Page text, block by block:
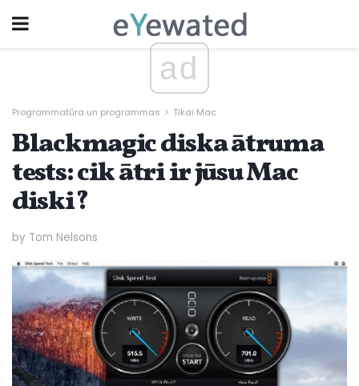
ad
Programmatūra un programmas Tikai Mac
Blackmagic diska ātruma
tests: cik ātri ir jūsu Mac
diski?
by Tom Nelsons